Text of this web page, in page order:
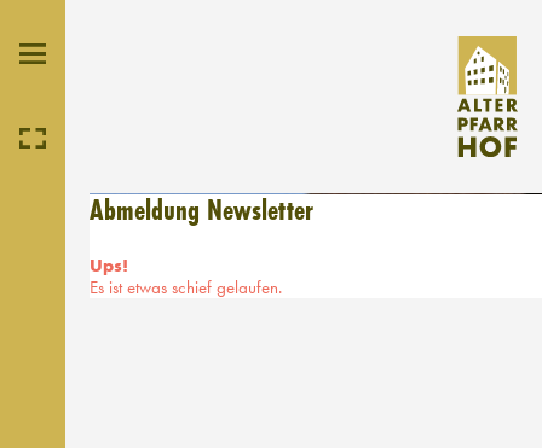
Abmeldung Newsletter
Ups!
Es ist etwas schief gelaufen.